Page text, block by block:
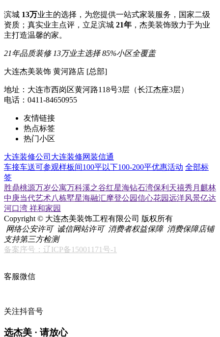
滨城 13万业主的选择，为您提供一站式家装服务，国家二级
资质；真实业主点评，立足滨城 21年 ，杰美装饰致力于为业
主打造温馨的家。
21年品质装修 13万业主选择 85%小区全覆盖
大连杰美装饰 黄河路店 [总部]
地址：大连市西岗区黄河路118号3层（长江杰座3层）
电话：0411-84650955
友情链接
热点标签
热门小区
大连装修公司 大连装修网装信通
车接车送可参观样板间100平以下100-200平优惠活动 全部标
签
胜鼎桃源万岁公寓万科溪之谷红星海钻石湾保利天禧秀月麒林
中庚当代艺术八栋墅星海融汇摩登公园信心花园远洋风景亿达
河口湾 祥和家园
Copyright © 大连杰美装饰工程有限公司 版权所有
网络公安许可 诚信网站许可 消费者权益保障 消费保障店铺
支持第三方检测
备案序号：辽ICP备15001171号-1
客服微信
关注抖音号
选杰美 · 请放心